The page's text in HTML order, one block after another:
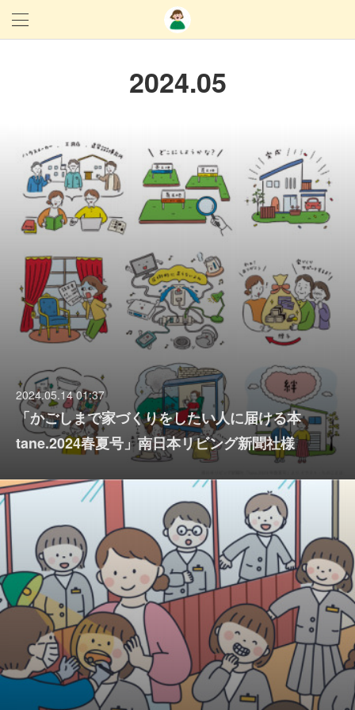
2024.05
2024.05.14 01:37
「かごしまで家づくりをしたい人に届ける本
tane.2024春夏号」南日本リビング新聞社様